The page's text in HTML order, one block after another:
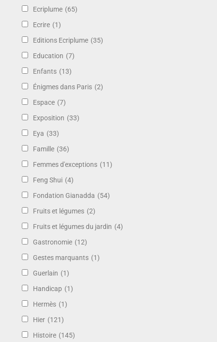
Ecriplume (65)
Ecrire (1)
Editions Ecriplume (35)
Education (7)
Enfants (13)
Énigmes dans Paris (2)
Espace (7)
Exposition (33)
Eya (33)
Famille (36)
Femmes d'exceptions (11)
Feng Shui (4)
Fondation Gianadda (54)
Fruits et légumes (2)
Fruits et légumes du jardin (4)
Gastronomie (12)
Gestes marquants (1)
Guerlain (1)
Handicap (1)
Hermès (1)
Hier (121)
Histoire (145)